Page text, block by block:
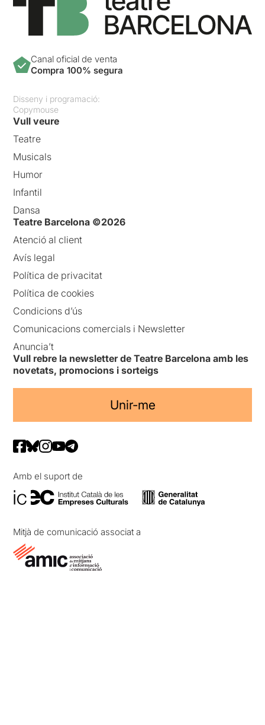
Canal oficial de venta
Compra 100% segura
Disseny i programació:
Copymouse
Vull veure
Teatre
Musicals
Humor
Infantil
Dansa
Teatre Barcelona ©2026
Atenció al client
Avís legal
Política de privacitat
Política de cookies
Condicions d’ús
Comunicacions comercials i Newsletter
Anuncia’t
Vull rebre la newsletter de Teatre Barcelona amb les
novetats, promocions i sorteigs
Unir-me
Amb el suport de
Mitjà de comunicació associat a